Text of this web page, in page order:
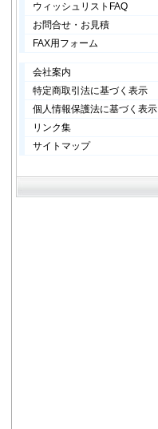
ウィッシュリストFAQ
お問合せ・お見積
FAX用フォーム
会社案内
特定商取引法に基づく表示
個人情報保護法に基づく表示
リンク集
サイトマップ